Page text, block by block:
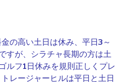
の高い土日は休み、平日3～
すが、シラチャ長期の方は土
ルフ1日休みを規則正しくプレ
レージャーヒルは平日と土日